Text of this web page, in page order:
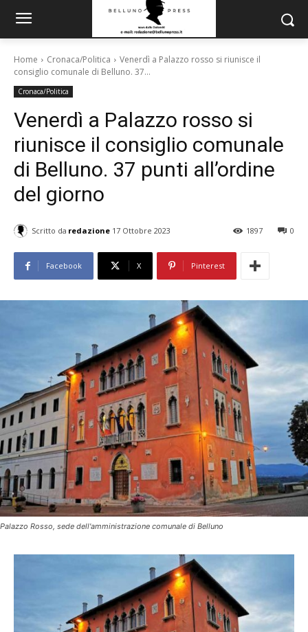
Home Cronaca/Politica
Venerdì a Palazzo rosso si riunisce il
consiglio comunale di Belluno. 37...
Cronaca/Politica
Venerdì a Palazzo rosso si
riunisce il consiglio comunale
di Belluno. 37 punti all’ordine
del giorno
Scritto da redazione 17 Ottobre 2023 0
1897
Facebook X Pinterest
Palazzo Rosso, sede dell'amministrazione comunale di Belluno